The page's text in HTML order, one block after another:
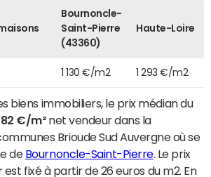
Bournoncle-
Saint-Pierre
(43360)
Haute-Loire
1 130 €/m2 1 293 €/m2
biens immobiliers, le prix médian du
€/m²net vendeur dans la
Brioude Sud Auvergne où se
de Bournoncle-Saint-Pierre. Le prix
fixé à partir de 26 euros du m2. En